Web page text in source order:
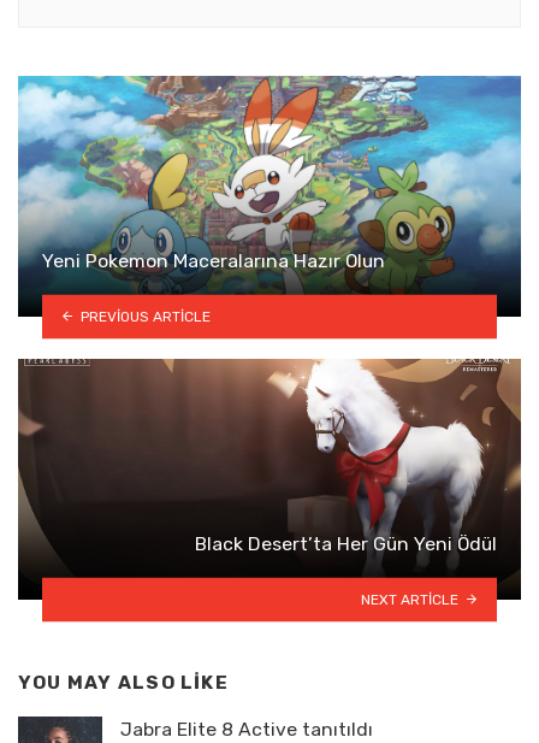
Yeni Pokemon Maceralarına Hazır Olun
PREVIOUS ARTICLE
Black Desert’ta Her Gün Yeni Ödül
NEXT ARTICLE
YOU MAY ALSO LIKE
Jabra Elite 8 Active tanıtıldı